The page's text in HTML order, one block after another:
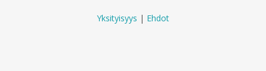
Yksityisyys | Ehdot